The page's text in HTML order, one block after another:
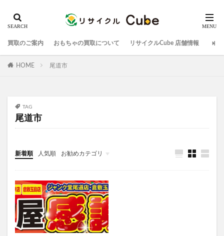
買取のご案内 おもちゃの買取について リサイクルCube 店舗情報
HOME 尾道市
TAG
尾道市
新着順 人気順 お勧めカテゴリ